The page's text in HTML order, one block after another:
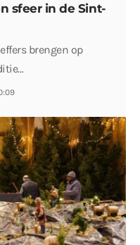
sfeer in de Sint-
brengen op